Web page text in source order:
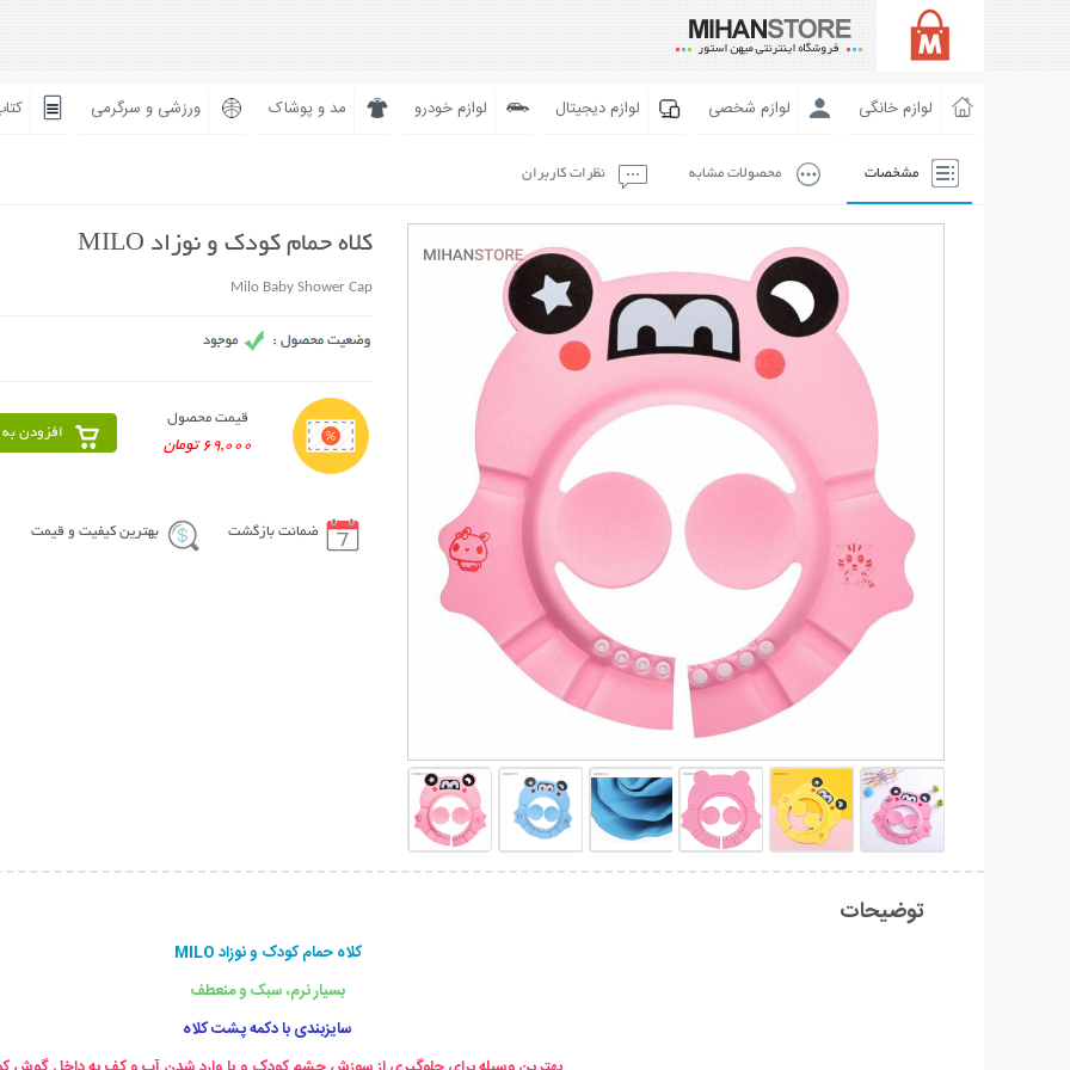
لوازم خانگی لوازم شخصی لوازم دیجیتال لوازم خودرو مد و پوشاک ورزشی و سرگرمی
مشخصات محصولات مشابه نظرات کاربران
کلاه حمام کودک و نوزاد MILO
Milo Baby Shower Cap
قیمت محصول
69,000 تومان
افزودن
ضمانت بازگشت بهترین کیفیت و قیمت
توضیحات
کلاه حمام کودک و نوزاد MILO
بسیار نرم، سبک و منعطف
سایزبندی با دکمه پشت کلاه